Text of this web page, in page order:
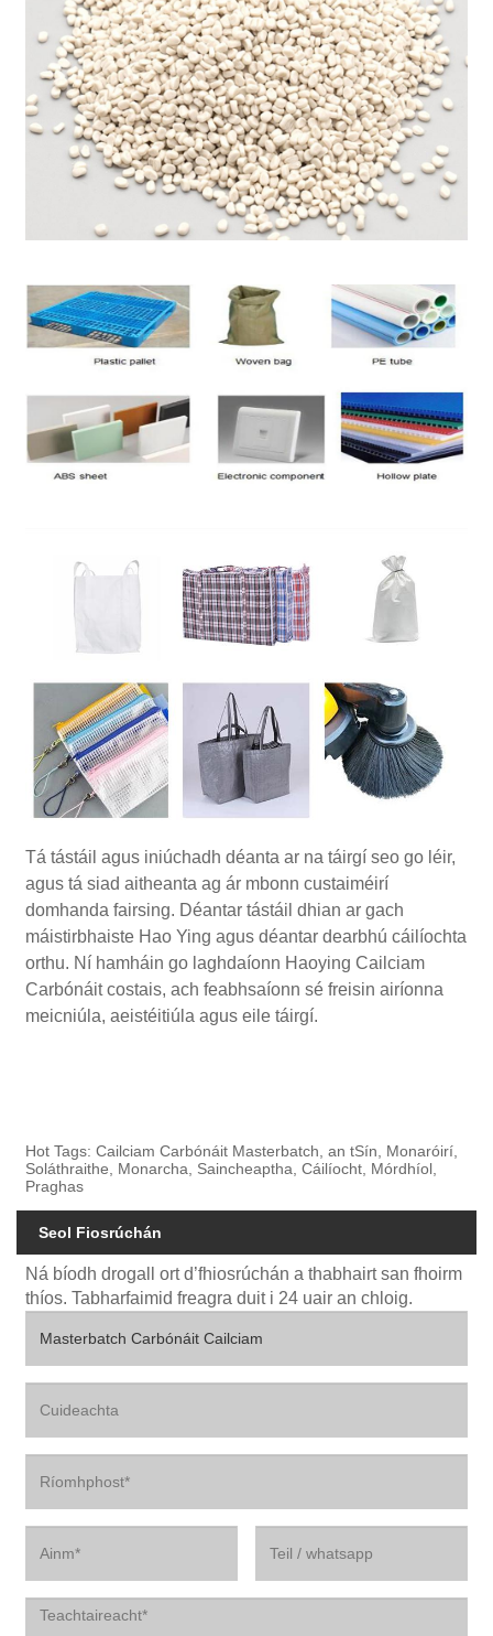
Tá tástáil agus iniúchadh déanta ar na táirgí seo go léir,
agus tá siad aitheanta ag ár mbonn custaiméirí
domhanda fairsing. Déantar tástáil dhian ar gach
máistirbhaiste Hao Ying agus déantar dearbhú cáilíochta
orthu. Ní hamháin go laghdaíonn Haoying Cailciam
Carbónáit costais, ach feabhsaíonn sé freisin airíonna
meicniúla, aeistéitiúla agus eile táirgí.
Hot Tags: Cailciam Carbónáit Masterbatch, an tSín, Monaróirí,
Soláthraithe, Monarcha, Saincheaptha, Cáilíocht, Mórdhíol,
Praghas
Seol Fiosrúchán
Ná bíodh drogall ort d’fhiosrúchán a thabhairt san fhoirm
thíos. Tabharfaimid freagra duit i 24 uair an chloig.